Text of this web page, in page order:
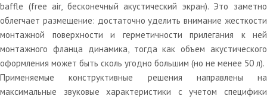
baffle (free air, бесконечный акустический экран). Это заметно
облегчает размещение: достаточно уделить внимание жесткости
монтажной поверхности и герметичности прилегания к ней
монтажного фланца динамика, тогда как объем акустического
оформления может быть сколь угодно большим (но не менее 50 л).
Применяемые конструктивные решения направлены на
максимальные звуковые характеристики с учетом специфики